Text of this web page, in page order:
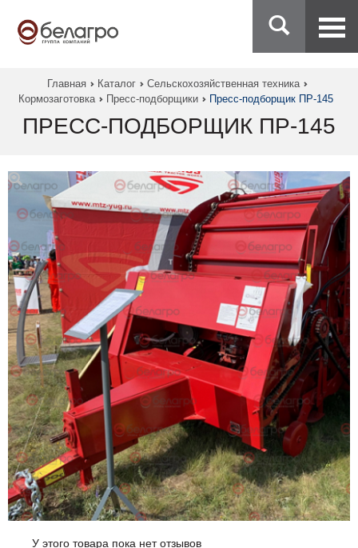
Главная Каталог
Сельскохозяйственная техника
Кормозаготовка
Пресс-подборщики Пресс-подборщик ПР-145
ПРЕСС-ПОДБОРЩИК ПР-145
У этого товара пока нет отзывов